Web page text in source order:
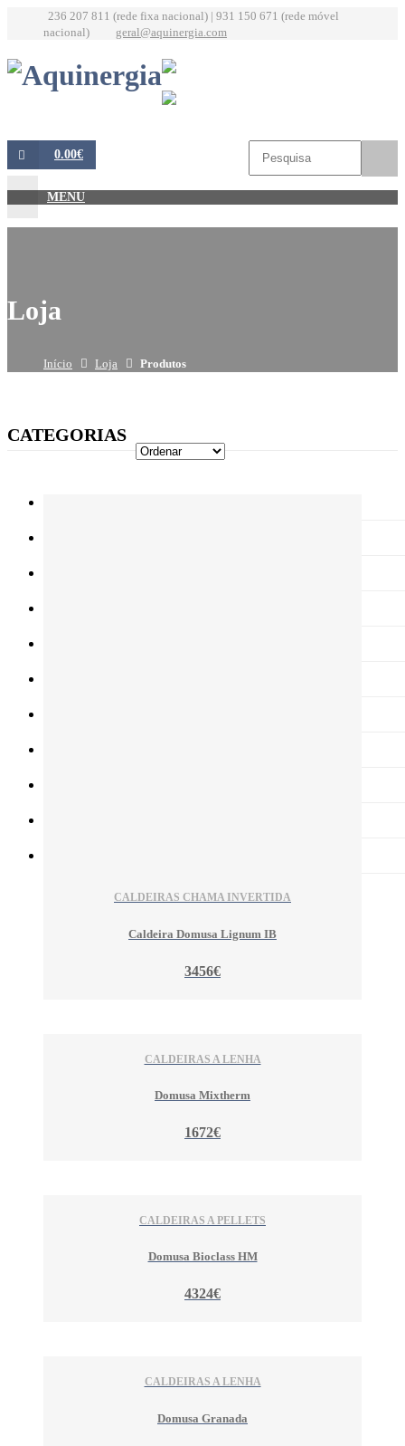
236 207 811 (rede fixa nacional) | 931 150 671 (rede móvel
nacional)
geral@aquinergia.com
0.00€
MENU
Loja
Início Loja Produtos
CATEGORIAS
CALDEIRAS CHAMA INVERTIDA
Caldeira Domusa Lignum IB
3456€
CALDEIRAS A LENHA
Domusa Mixtherm
1672€
CALDEIRAS A PELLETS
Domusa Bioclass HM
4324€
CALDEIRAS A LENHA
Domusa Granada